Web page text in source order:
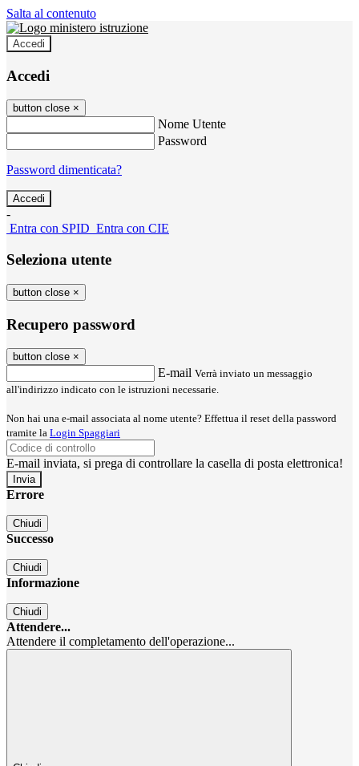
Salta al contenuto
Accedi
Accedi
button close ×
Nome Utente
Password
Password dimenticata?
-
Entra con SPID Entra con CIE
Seleziona utente
button close ×
Recupero password
button close ×
E-mail Verrà inviato un messaggio
all'indirizzo indicato con le istruzioni necessarie.
Non hai una e-mail associata al nome utente? Effettua il reset della password
tramite la Login Spaggiari
E-mail inviata, si prega di controllare la casella di posta elettronica!
Errore
Chiudi
Successo
Chiudi
Informazione
Chiudi
Attendere...
Attendere il completamento dell'operazione...